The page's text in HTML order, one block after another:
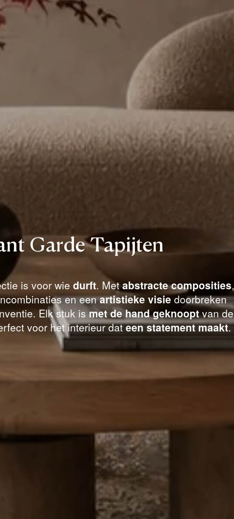
Garde Tapijten
is voor wie durft. Metabstracte composities,
en eenartistieke visiedoorbreken
Elk stuk ismet de hand geknooptvan de
voor het interieur dateen statement maakt.